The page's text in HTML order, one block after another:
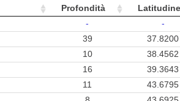
0.46 VLS2
MST
ARMO
0.43 GEL
VLTR
Profondità Latitudine
- -
39 37.8200
10 38.4562
16 39.3643
11 43.6795